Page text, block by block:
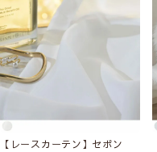
【レースカーテン】セボン